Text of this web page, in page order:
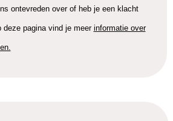
ontevreden over of heb je een klacht
deze pagina vind je meer informatie over